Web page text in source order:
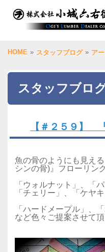
HOME » スタッフブログ » ア
スタッフブロ
【＃２５９】
魚の骨のようにも見え
シンの骨)』フローリン
「ウォルナット」、「
「チェリー」、「ケヤ
「ハードメープル」、
など色々ご提案させて頂